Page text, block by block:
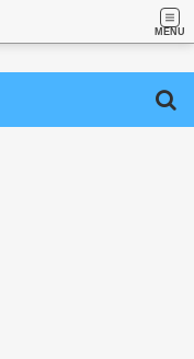
MENU